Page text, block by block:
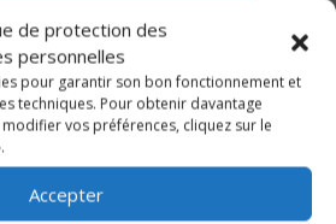
de protection des
personnelles
pour garantir son bon fonctionnement et
techniques. Pour obtenir davantage
vos préférences, cliquez sur le
Accepter
AOÛT, 2026